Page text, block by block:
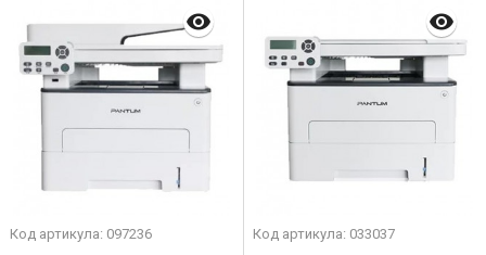
Код артикула: 097236 Код артикула: 033037